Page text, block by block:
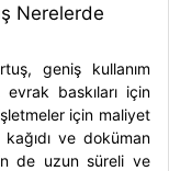
Nerelerde
geniş kullanım
baskıları için
için maliyet
kağıdı ve doküman
de uzun süreli ve